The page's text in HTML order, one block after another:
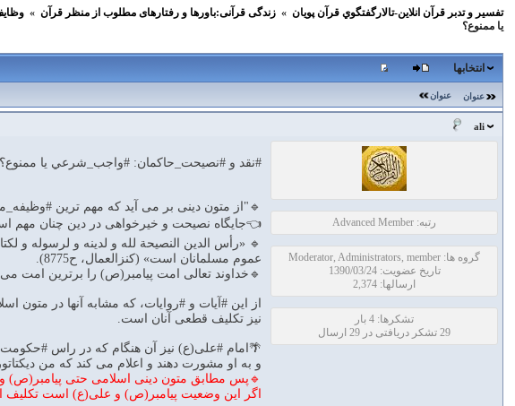
تفسير و‌ تدبر قرآن انلاين-تالارگفتگوي قرآن پویان » زندگی قرآنی:باورها و رفتارهای مطلوب از منظر قرآن »
يا ممنوع؟
انتخابها
عنوان عنوان
ali
رتبه: Advanced Member
گروه ها: Moderator, Administrators, member
تاریخ عضویت: 1390/03/24
ارسالها: 2,374
تشکرها: 4 بار
29 تشکر دریافتی در 29 ارسال
#نقد و #نصيحت_حاكمان: #واجب_شرعي يا ممنوع؟
🔹"از متون دینی بر می آید که مهم ترین
👈جایگاه نصیحت و خیرخواهی در دین چنان مهم
🔹 «رأس الدین النصیحة لله و لدینه و لرسوله و
عموم مسلمانان است» (کنزالعمال، ح8775).
🔹خداوند تعالی امت پیامبر(ص) را برترین امت
از این #آیات و #روایات، که مشابه آنها در
نیز تکلیف قطعی آنان است.
🌴امام #علی(ع) نیز آن هنگام که در راس
و به او مشورت دهند و اعلام می کند که من دیکتاتور و
🔹پس مطابق متون دینی اسلامی حتی پیامبر(ص) و
اگر این وضعیت پیامبر(ص) و علی(ع) است